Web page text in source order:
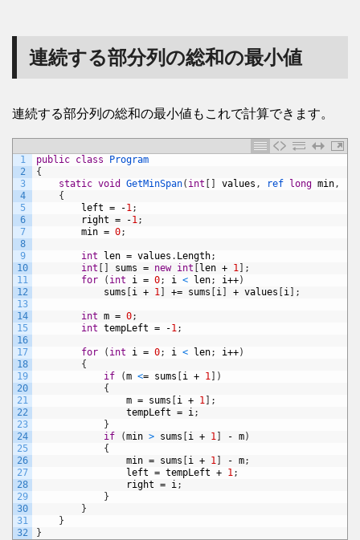
連続する部分列の総和の最小値
連続する部分列の総和の最小値もこれで計算できます。
1
2
3
4
5
6
7
8
9
10
11
12
13
14
15
16
17
18
19
20
21
22
23
24
25
26
27
28
29
30
31
32
public class
Program
{
static void GetMinSpan( int values , ref long min,
{
left = -1;
right = -1;
min = 0;
int len = values . Length;
int
sums = new int len + 1
;
for
( int i = 0; i < len; i++)
sums
i + 1 += sums i + values i ;
int m = 0;
int tempLeft = -1;
for ( int i = 0; i < len; i++)
{
if
(m <= sums i + 1
)
{
m = sums i + 1
;
tempLeft = i;
}
if
(min > sums i + 1 - m)
{
min = sums i + 1 - m;
left = tempLeft + 1;
right = i;
}
}
}
}